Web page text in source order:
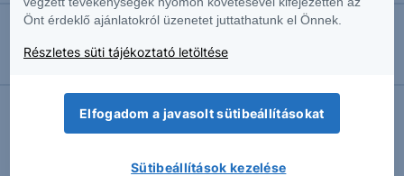
2017.01.19. 14:35
Hamarosan eldől az amerikai tőzsde idei iránya!
Önt érdeklő ajánlatokról üzenetet juttathatunk el Önnek.
Részletes süti tájékoztató letöltése
Elfogadom a javasolt sütibeállításokat
Sütibeállítások kezelése